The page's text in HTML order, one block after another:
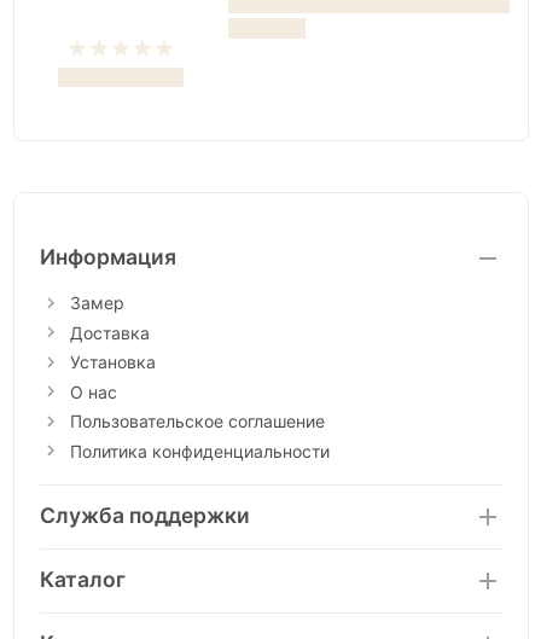
Информация
Замер
Доставка
Установка
О нас
Пользовательское соглашение
Политика конфиденциальности
Служба поддержки
Каталог